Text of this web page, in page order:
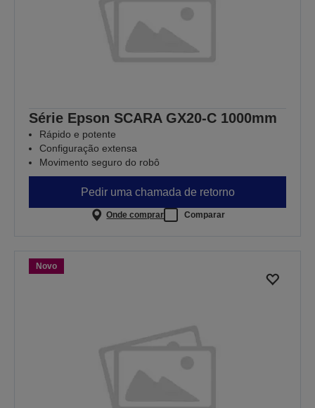
Série Epson SCARA GX20-C 1000mm
Rápido e potente
Configuração extensa
Movimento seguro do robô
Pedir uma chamada de retorno
Onde comprar Comparar
Novo